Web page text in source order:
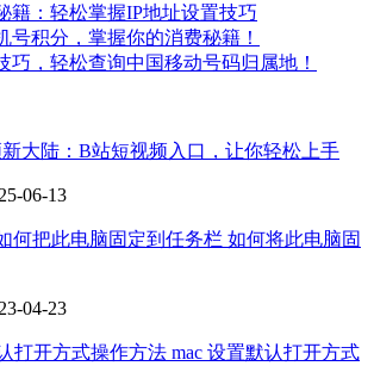
籍：轻松掌握IP地址设置技巧
号积分，掌握你的消费秘籍！
巧，轻松查询中国移动号码归属地！
大陆：B站短视频入口，让你轻松上手
06-13
何把此电脑固定到任务栏 如何将此电脑固
04-23
打开方式操作方法 mac 设置默认打开方式